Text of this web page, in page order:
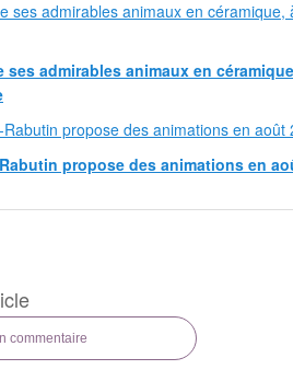
ses admirables animaux en
propose des animations en
commentaire